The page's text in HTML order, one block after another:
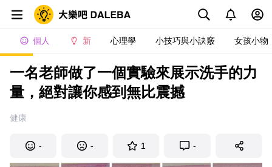
個人 新 心理學 小技巧與小訣竅 女孩小物
一名老師做了一個實驗來展示洗手的力
量，絕對讓你感到無比震撼
健康
- - 1 -